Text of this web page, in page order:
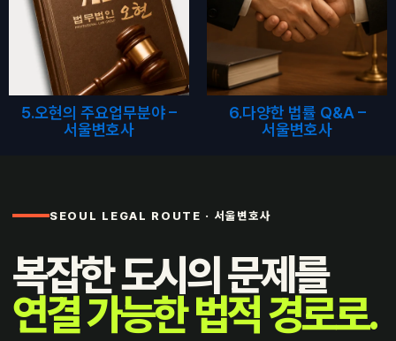
5.오현의 주요업무분야 –
서울변호사
6.다양한 법률 Q&A –
서울변호사
SEOUL LEGAL ROUTE · 서울변호사
복잡한 도시의 문제를
연결 가능한 법적 경로로.